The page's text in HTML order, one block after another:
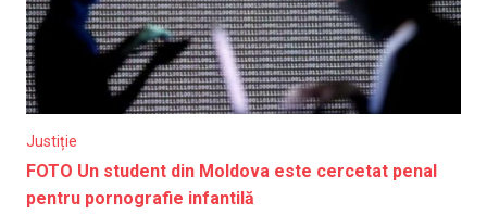
Justiție
FOTO Un student din Moldova este cercetat penal
pentru pornografie infantilă